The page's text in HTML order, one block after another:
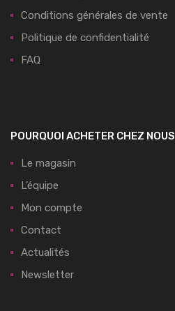
Conditions générales de vente
Politique de confidentialité
FAQ
POURQUOI ACHETER CHEZ NOUS
Le magasin
L’équipe
Mon compte
Contact
Actualités
Newsletter